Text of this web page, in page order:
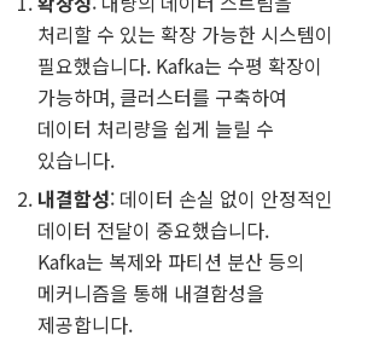
처리할 수 있는 확장 가능한 시스템이
필요했습니다. Kafka는 수평 확장이
가능하며, 클러스터를 구축하여
데이터 처리량을 쉽게 늘릴 수
있습니다.
내결함성: 데이터 손실 없이 안정적인
데이터 전달이 중요했습니다.
Kafka는 복제와 파티션 분산 등의
메커니즘을 통해 내결함성을
제공합니다.